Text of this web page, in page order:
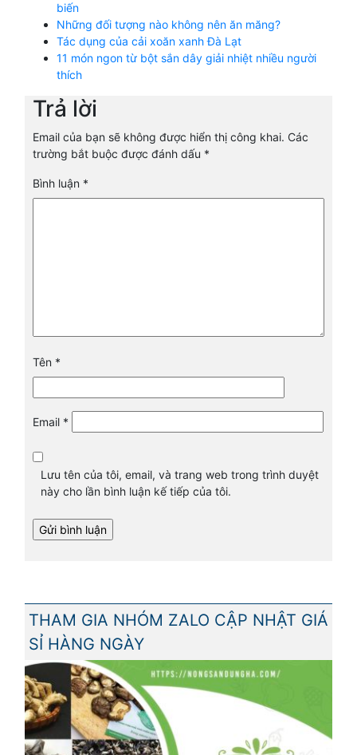
biến
Những đối tượng nào không nên ăn măng?
Tác dụng của cải xoăn xanh Đà Lạt
11 món ngon từ bột sắn dây giải nhiệt nhiều người
thích
Trả lời
Email của bạn sẽ không được hiển thị công khai. Các
trường bắt buộc được đánh dấu *
Bình luận *
Tên *
Email *
Lưu tên của tôi, email, và trang web trong trình duyệt
này cho lần bình luận kế tiếp của tôi.
THAM GIA NHÓM ZALO CẬP NHẬT GIÁ
SỈ HÀNG NGÀY